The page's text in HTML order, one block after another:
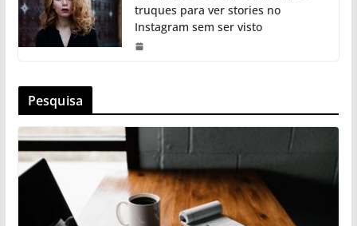
truques para ver stories no
Instagram sem ser visto
Pesquisa